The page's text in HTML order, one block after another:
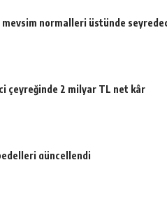
normalleri üstünde
çeyreğinde 2 milyar TL net kâr
güncellendi